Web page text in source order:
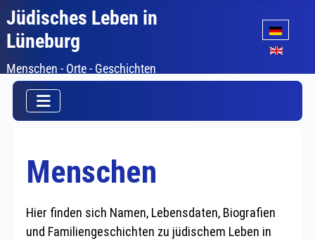
Jüdisches Leben in
Lüneburg
Menschen - Orte - Geschichten
Sprache